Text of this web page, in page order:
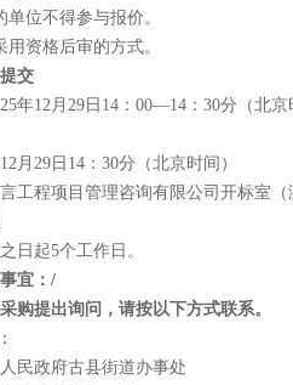
单位不得参与报价。
用资格后审的方式。
交
年12月29日 14：00—14 ： 30分（北京
月29日 14 ： 30分（北京时间）
工程项目管理咨询有限公司开标室
日起5个工作日。
宜 ： /
购提出询问，请按以下方式联系。
民政府古县街道办事处